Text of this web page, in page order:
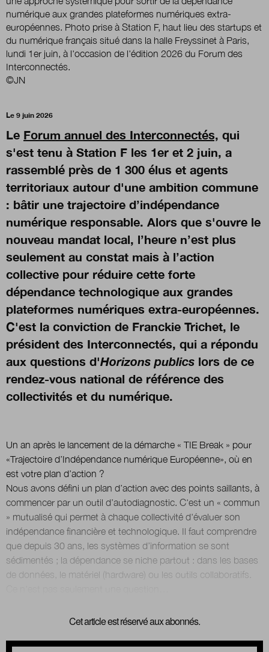
Nous suivre sur Twittersur
numérique aux grandes plateformes numériques extra-
européennes. Photo prise à Station F, haut lieu des startups et
du numérique français situé dans la halle Freyssinet à Paris,
lundi 1er juin, à l'occasion de l'édition 2026 du Forum des
Interconnectés.
©JN
Le 9 juin 2026
Le Forum annuel des Interconnectés, qui
s'est tenu à Station F les 1er et 2 juin, a
rassemblé près de 1 300 élus et agents
territoriaux autour d'une ambition commune
: bâtir une trajectoire d’indépendance
numérique responsable. Alors que s'ouvre le
nouveau mandat local, l’heure n’est plus
seulement au constat mais à l’action
collective pour réduire cette forte
dépendance technologique aux grandes
plateformes numériques extra-européennes.
C'est la conviction de Franckie Trichet, le
président des Interconnectés, qui a répondu
aux questions d'Horizons publics lors de ce
rendez-vous national de référence des
collectivités et du numérique.
Un an après le lancement de la démarche « TIE Break » pour
«Trajectoire d’Indépendance numérique Européenne», où en
est votre plan d’action ?
Nous avons défini un plan d’action avec des points saillants, à
commencer par un outil d’autodiagnostic. C'est un « commun
» mutualisé qui permet à chaque collectivité d'évaluer son
indépendance financière et technologique. Il faut comprendre
que depuis 30 ans, les systèmes d’information se sont
sédimentés ; la dépendance se niche partout : dans les bases
de données, le matériel (hardware) ou les outils collaboratifs.
Cet article est réservé aux abonnés.